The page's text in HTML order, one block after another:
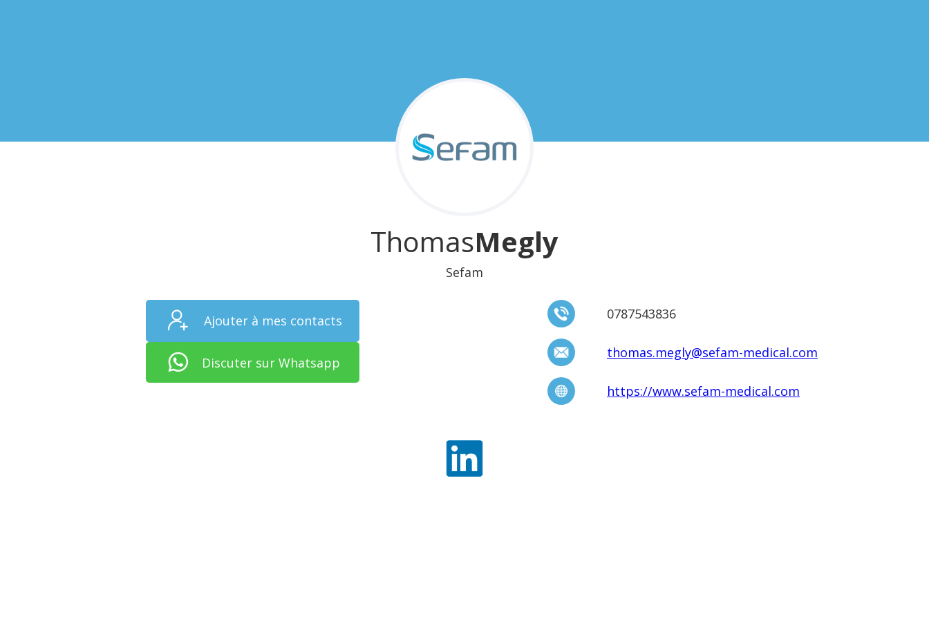
ThomasMegly
Sefam
Ajouter à mes contacts
Discuter sur Whatsapp
0787543836
thomas.megly@sefam-medical.com
https://www.sefam-medical.com